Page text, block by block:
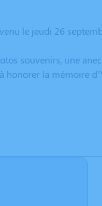
le jeudi 26
souvenirs, une
la mémoire